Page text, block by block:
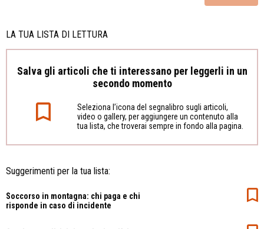
LA TUA LISTA DI LETTURA
Salva gli articoli che ti interessano per leggerli in un
secondo momento
Seleziona l’icona del segnalibro sugli articoli,
video o gallery, per aggiungere un contenuto alla
tua lista, che troverai sempre in fondo alla pagina.
Suggerimenti per la tua lista:
Soccorso in montagna: chi paga e chi
risponde in caso di incidente